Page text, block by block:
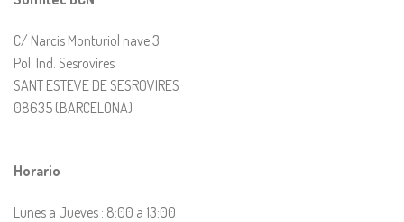
C/ Narcis Monturiol nave 3
Pol. Ind. Sesrovires
SANT ESTEVE DE SESROVIRES
08635 (BARCELONA)
Horario
Lunes a Jueves : 8:00 a 13:00